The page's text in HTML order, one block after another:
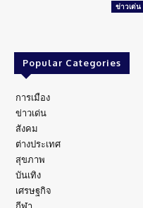
ข่าวเด่น
Popular Categories
การเมือง
ข่าวเด่น
สังคม
ต่างประเทศ
สุขภาพ
บันเทิง
เศรษฐกิจ